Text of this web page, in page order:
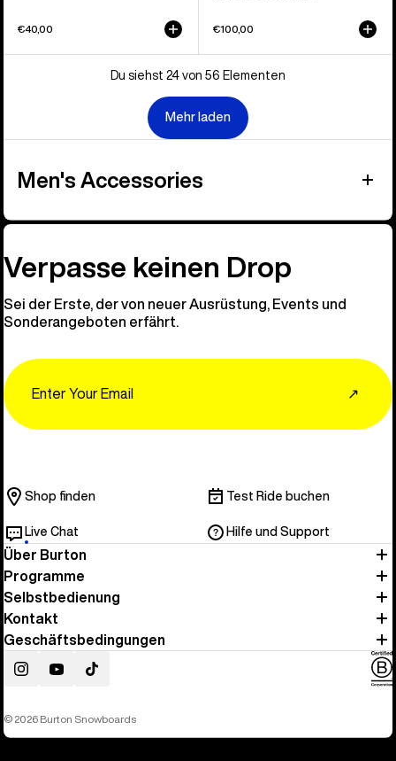
€40,00 €100,00
Du siehst 24 von 56 Elementen
Mehr laden
Men's Accessories
Verpasse keinen Drop
Sei der Erste, der von neuer Ausrüstung, Events und
Sonderangeboten erfährt.
↗
Shop finden Test Ride buchen
Live Chat Hilfe und Support
Über Burton
Programme
Selbstbedienung
Kontakt
Geschäftsbedingungen
InstagramYouTubeTikTok
© 2026 Burton Snowboards